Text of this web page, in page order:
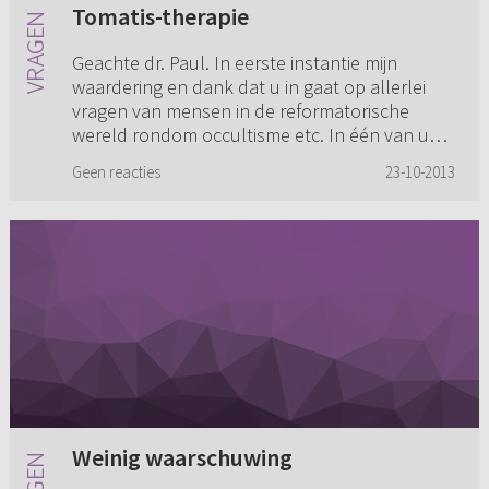
Tomatis-therapie
Geachte dr. Paul. In eerste instantie mijn
waardering en dank dat u in gaat op allerlei
vragen van mensen in de reformatorische
wereld rondom occultisme etc. In één van uw
Geen reacties 23-10-2013
Weinig waarschuwing